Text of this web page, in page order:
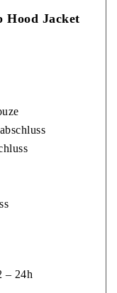
Hood Jacket
– 24h